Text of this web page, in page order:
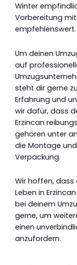
Winter
Vorbereitung
empfehlenswert.
Um deinen
auf
steht dir gerne
Erfahrung und
wir dafür, dass
Erzincan
gehören unter
die Montage
Verpackung.
Wir hoffen, dass
Leben in
bei deinem
gerne, um
einen
anzufordern.